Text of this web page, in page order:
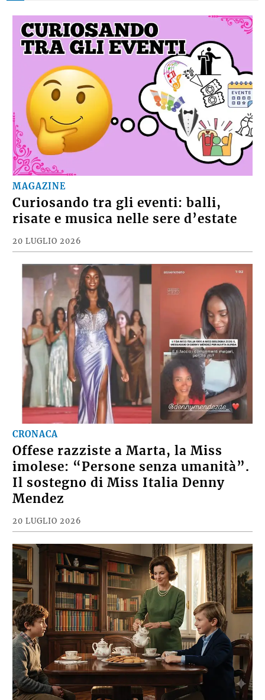
MAGAZINE
Curiosando tra gli eventi: balli,
risate e musica nelle sere d’estate
20 LUGLIO 2026
CRONACA
Offese razziste a Marta, la Miss
imolese: “Persone senza umanità”.
Il sostegno di Miss Italia Denny
Mendez
20 LUGLIO 2026